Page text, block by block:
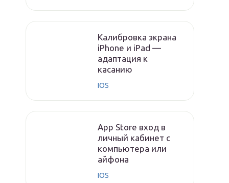
Калибровка экрана
iPhone и iPad —
адаптация к
касанию
IOS
App Store вход в
личный кабинет с
компьютера или
айфона
IOS